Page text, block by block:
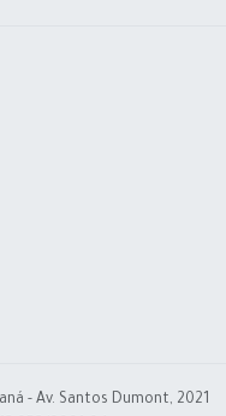
- Av. Santos Dumont, 2021